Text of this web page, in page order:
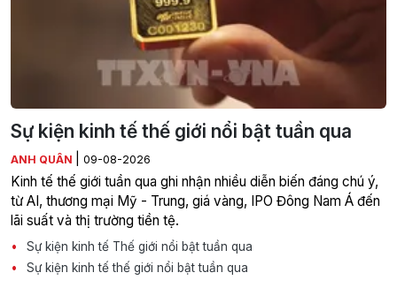
Sự kiện kinh tế thế giới nổi bật tuần qua
ANH QUÂN 09-08-2026
Kinh tế thế giới tuần qua ghi nhận nhiều diễn biến đáng chú ý,
từ AI, thương mại Mỹ - Trung, giá vàng, IPO Đông Nam Á đến
lãi suất và thị trường tiền tệ.
Sự kiện kinh tế Thế giới nổi bật tuần qua
Sự kiện kinh tế thế giới nổi bật tuần qua